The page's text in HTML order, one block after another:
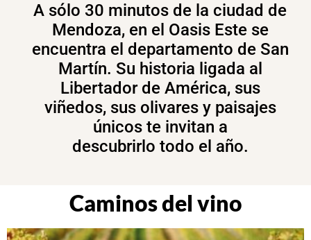
A sólo 30 minutos de la ciudad de
Mendoza, en el Oasis Este se
encuentra el departamento de San
Martín. Su historia ligada al
Libertador de América, sus
viñedos, sus olivares y paisajes
únicos te invitan a
descubrirlo todo el año.
Caminos del vino